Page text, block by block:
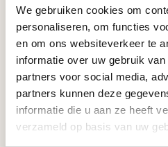
We gebruiken cookies om
personaliseren, om functies
en om ons websiteverkeer te
informatie over uw gebruik
partners voor social media,
partners kunnen deze
informatie die u aan ze heeft
verzameld op basis van uw
Wilfa
SVART PERFORMANCE
COFFEE MAKER WSPL-3B
(BLACK)